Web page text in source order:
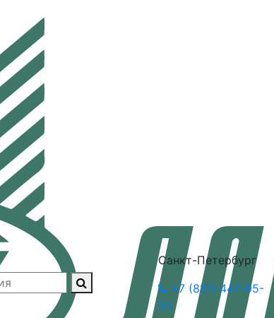
Санкт-Петербург
+7 (812) 447-95-
55